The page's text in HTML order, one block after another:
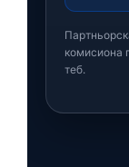
комисиона
теб.